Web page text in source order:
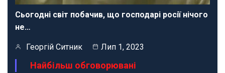
Сьогодні світ побачив, що господарі росії нічого
не…
Георгій Ситник Лип 1, 2023
Найбільш обговорювані